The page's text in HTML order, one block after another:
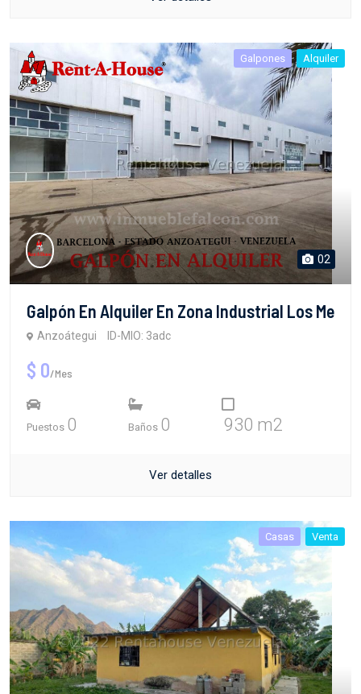
Galpones Alquiler
02
Galpón En Alquiler En Zona Industrial Los Me
Anzoátegui ID-MIO: 3adc
$ 0/Mes
Puestos 0 Baños 0 930 m2
Ver detalles
Casas Venta